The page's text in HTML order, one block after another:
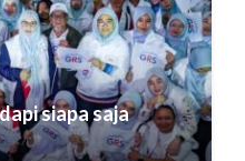
siapa saja